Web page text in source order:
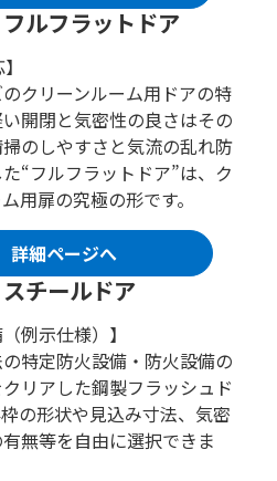
ルフラットドア
クリーンルーム用ドアの特
開閉と気密性の良さはその
のしやすさと気流の乱れ防
“フルフラットドア”は、ク
用扉の究極の形です。
詳細ページへ
チールドア
例示仕様）】
特定防火設備・防火設備の
リアした鋼製フラッシュド
の形状や見込み寸法、気密
無等を自由に選択できま